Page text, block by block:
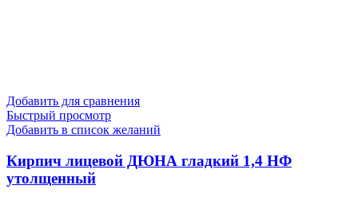
Добавить для сравнения
Быстрый просмотр
Добавить в список желаний
Кирпич лицевой ДЮНА гладкий 1,4 НФ
утолщенный